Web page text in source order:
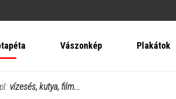
Vászonkép Plakátok
vízesés, kutya, film...